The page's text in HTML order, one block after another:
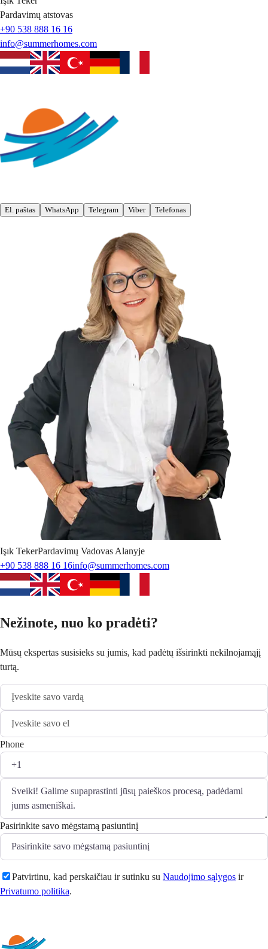
Pardavimų atstovas
+90 538 888 16 16
info@summerhomes.com
El. paštas WhatsApp Telegram Viber Telefonas
Işık TekerPardavimų Vadovas Alanyje
+90 538 888 16 16info@summerhomes.com
Nežinote, nuo ko pradėti?
Mūsų ekspertas susisieks su jumis, kad padėtų išsirinkti nekilnojamąjį
turtą.
Phone
Pasirinkite savo mėgstamą pasiuntinį
Patvirtinu, kad perskaičiau ir sutinku su Naudojimo sąlygos ir
Privatumo politika.